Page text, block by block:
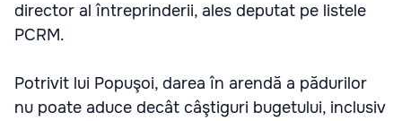
director al întreprinderii, ales deputat pe listele
PCRM.
Potrivit lui Popuşoi, darea în arendă a pădurilor
nu poate aduce decât câştiguri bugetului, inclusiv